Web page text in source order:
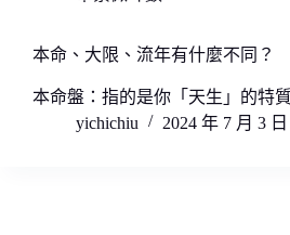
本命、大限、流年有什麼不同？
本命盤：指的是你「天生」的特
yichichiu
2024 年 7 月 3 日